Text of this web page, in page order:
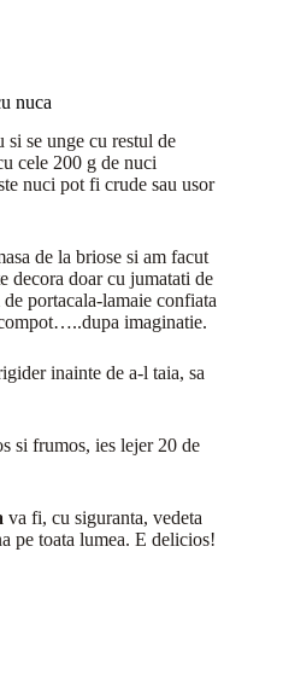
nuca
si se unge cu restul de
cele 200 g de nuci
nuci pot fi crude sau usor
de la briose si am facut
decora doar cu jumatati de
portacala-lamaie confiata
imaginatie.
inainte de a-l taia, sa
si frumos, ies lejer 20 de
va fi, cu siguranta, vedeta
pe toata lumea. E delicios!